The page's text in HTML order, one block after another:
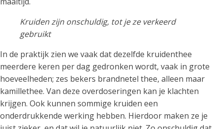
Kruiden zijn onschuldig, tot je ze verkeerd
gebruikt
In de praktijk zien we vaak dat dezelfde kruidenthee
meerdere keren per dag gedronken wordt, vaak in grote
hoeveelheden; zes bekers brandnetel thee, alleen maar
kamillethee. Van deze overdoseringen kan je klachten
krijgen. Ook kunnen sommige kruiden een
onderdrukkende werking hebben. Hierdoor maken ze je